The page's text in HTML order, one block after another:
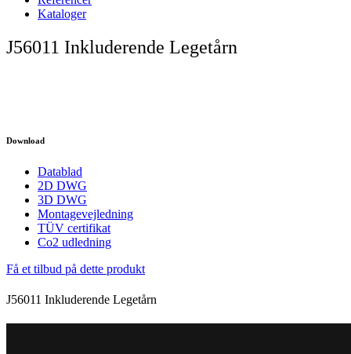
Kataloger
J56011 Inkluderende Legetårn
Download
Datablad
2D DWG
3D DWG
Montagevejledning
TÜV certifikat
Co2 udledning
Få et tilbud på dette produkt
J56011 Inkluderende Legetårn